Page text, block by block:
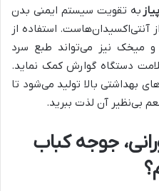
به تقویت سیستم ایمنی بدن
آنتی‌اکسیدان‌هاست. استفاده از
و میخک نیز می‌تواند طبع سرد
دستگاه گوارش کمک نماید.
بهداشتی بالا تولید می‌شود تا
بی‌نظیر آن لذت ببرید.
جوجه کباب